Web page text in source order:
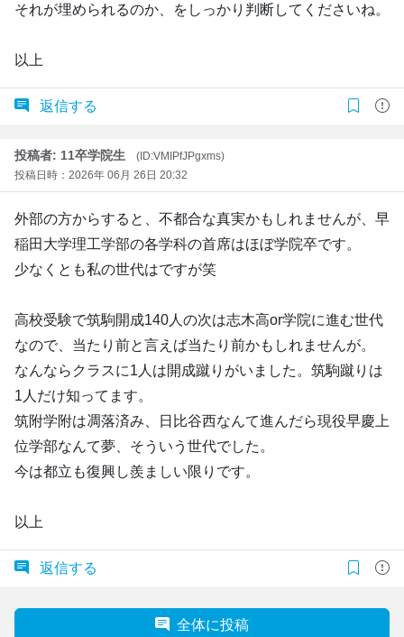
それが埋められるのか、をしっかり判断してくださいね。
以上
返信する
投稿者: 11卒学院生
(ID:VMIPfJPgxms)
投稿日時：2026年 06月 26日 20:32
外部の方からすると、不都合な真実かもしれませんが、早
稲田大学理工学部の各学科の首席はほぼ学院卒です。
少なくとも私の世代はですが笑
高校受験で筑駒開成140人の次は志木高or学院に進む世代
なので、当たり前と言えば当たり前かもしれませんが。
なんならクラスに1人は開成蹴りがいました。筑駒蹴りは
1人だけ知ってます。
筑附学附は凋落済み、日比谷西なんて進んだら現役早慶上
位学部なんて夢、そういう世代でした。
今は都立も復興し羨ましい限りです。
以上
返信する
全体に投稿